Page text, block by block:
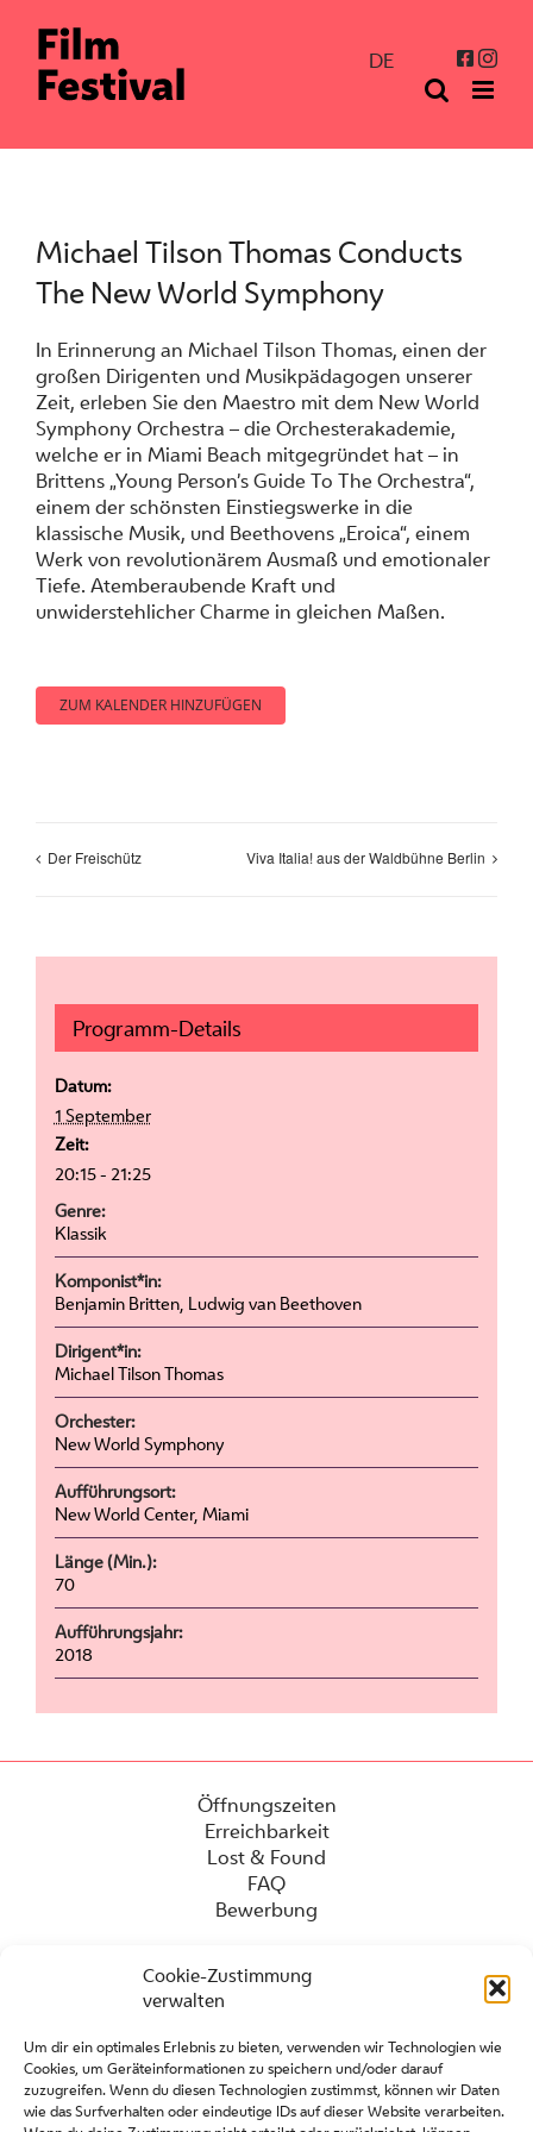
Cookie-Zustimmung
verwalten
Um dir ein optimales Erlebnis zu bieten, verwenden wir Technologien wie
Cookies, um Geräteinformationen zu speichern und/oder darauf
zuzugreifen. Wenn du diesen Technologien zustimmst, können wir Daten
wie das Surfverhalten oder eindeutige IDs auf dieser Website verarbeiten.
Inhalt
springen
DE
Michael Tilson Thomas Conducts
The New World Symphony
In Erinnerung an Michael Tilson Thomas, einen der
großen Dirigenten und Musikpädagogen unserer
Zeit, erleben Sie den Maestro mit dem New World
Symphony Orchestra – die Orchesterakademie,
welche er in Miami Beach mitgegründet hat – in
Brittens „Young Person’s Guide To The Orchestra“,
einem der schönsten Einstiegswerke in die
klassische Musik, und Beethovens „Eroica“, einem
Werk von revolutionärem Ausmaß und emotionaler
Tiefe. Atemberaubende Kraft und
unwiderstehlicher Charme in gleichen Maßen.
ZUM KALENDER HINZUFÜGEN
Der Freischütz Viva Italia! aus der Waldbühne Berlin
Programm-Details
Datum:
1 September
Zeit:
20:15 - 21:25
Genre:
Klassik
Komponist*in:
Benjamin Britten, Ludwig van Beethoven
Dirigent*in:
Michael Tilson Thomas
Orchester:
New World Symphony
Aufführungsort:
New World Center, Miami
Länge (Min.):
70
Aufführungsjahr:
2018
Öffnungszeiten
Erreichbarkeit
Lost & Found
FAQ
Bewerbung